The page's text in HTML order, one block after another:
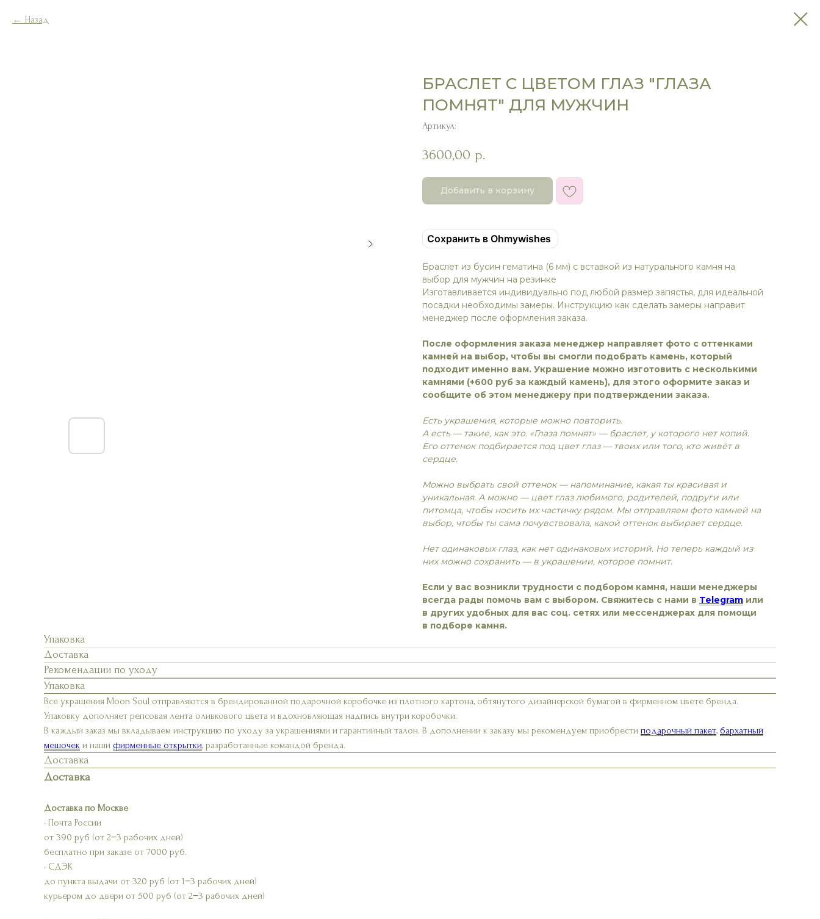
Назад
БРАСЛЕТ С ЦВЕТОМ ГЛАЗ "ГЛАЗА
ПОМНЯТ" ДЛЯ МУЖЧИН
Артикул:
3600,00 р.
Добавить в корзину
Сохранить в Ohmywishes
Браслет из бусин гематина (6 мм) с вставкой из натурального камня на
выбор для мужчин на резинке
Изготавливается индивидуально под любой размер запястья, для идеальной
посадки необходимы замеры. Инструкцию как сделать замеры направит
менеджер после оформления заказа.
После оформления заказа менеджер направляет фото с оттенками
камней на выбор, чтобы вы смогли подобрать камень, который
подходит именно вам. Украшение можно изготовить с несколькими
камнями (+600 руб за каждый камень), для этого оформите заказ и
сообщите об этом менеджеру при подтверждении заказа.
Есть украшения, которые можно повторить.
А есть — такие, как это. «Глаза помнят» — браслет, у которого нет копий.
Его оттенок подбирается под цвет глаз — твоих или того, кто живёт в
сердце.
Можно выбрать свой оттенок — напоминание, какая ты красивая и
уникальная. А можно — цвет глаз любимого, родителей, подруги или
питомца, чтобы носить их частичку рядом. Мы отправляем фото камней на
выбор, чтобы ты сама почувствовала, какой оттенок выбирает сердце.
Нет одинаковых глаз, как нет одинаковых историй. Но теперь каждый из
них можно сохранить — в украшении, которое помнит.
Если у вас возникли трудности с подбором камня, наши менеджеры
всегда рады помочь вам с выбором. Свяжитесь с нами в Telegram или
в других удобных для вас соц. сетях или мессенджерах для помощи
в подборе камня.
Упаковка
Доставка
Рекомендации по уходу
Упаковка
Все украшения Moon Soul отправляются в брендированной подарочной коробочке из плотного картона, обтянутого дизайнерской бумагой в фирменном цвете бренда.
Упаковку дополняет репсовая лента оливкового цвета и вдохновляющая надпись внутри коробочки.
В каждый заказ мы вкладываем инструкцию по уходу за украшениями и гарантийный талон. В дополнении к заказу мы рекомендуем приобрести подарочный пакет, бархатный
мешочек и наши фирменные открытки, разработанные командой бренда.
Доставка
Доставка
Доставка по Москве
• Почта России
от 390 руб (от 2−3 рабочих дней)
бесплатно при заказе от 7000 руб.
• СДЭК
до пункта выдачи от 320 руб (от 1−3 рабочих дней)
курьером до двери от 500 руб (от 2−3 рабочих дней)